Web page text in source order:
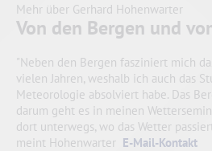
Mehr über Gerhard Hohenwarter
Von den Bergen und
"Neben den Bergen fasziniert mich
vielen Jahren, weshalb ich auch das
Meteorologie absolviert habe. Das
darum geht es in meinen
dort unterwegs, wo das Wetter
meint Hohenwarter E-Mail-Kontakt